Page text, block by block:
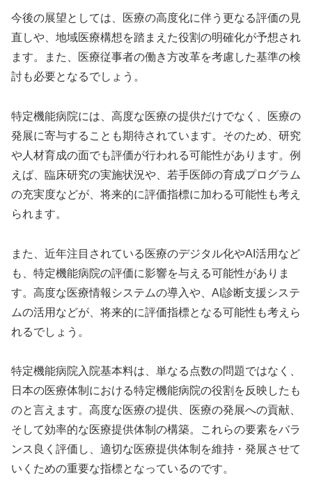
今後の展望としては、医療の高度化に伴う更なる評価の見
直しや、地域医療構想を踏まえた役割の明確化が予想され
ます。また、医療従事者の働き方改革を考慮した基準の検
討も必要となるでしょう。
特定機能病院には、高度な医療の提供だけでなく、医療の
発展に寄与することも期待されています。そのため、研究
や人材育成の面でも評価が行われる可能性があります。例
えば、臨床研究の実施状況や、若手医師の育成プログラム
の充実度などが、将来的に評価指標に加わる可能性も考え
られます。
また、近年注目されている医療のデジタル化やAI活用など
も、特定機能病院の評価に影響を与える可能性がありま
す。高度な医療情報システムの導入や、AI診断支援システ
ムの活用などが、将来的に評価指標となる可能性も考えら
れるでしょう。
特定機能病院入院基本料は、単なる点数の問題ではなく、
日本の医療体制における特定機能病院の役割を反映したも
のと言えます。高度な医療の提供、医療の発展への貢献、
そして効率的な医療提供体制の構築。これらの要素をバラ
ンス良く評価し、適切な医療提供体制を維持・発展させて
いくための重要な指標となっているのです。